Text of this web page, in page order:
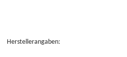
Herstellerangaben: